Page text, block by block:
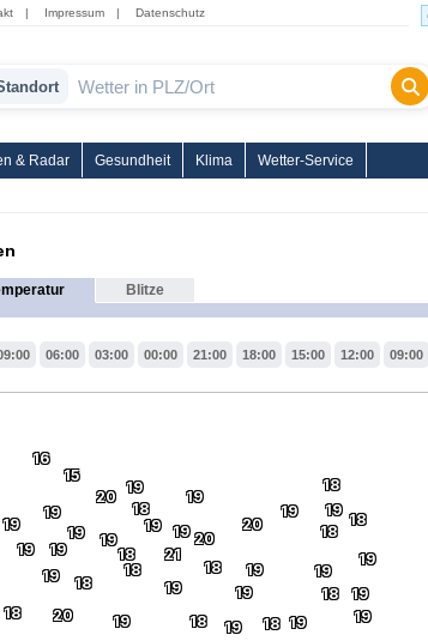
| Impressum | Datenschutz
& Radar Gesundheit Klima Wetter-Service
Blitze
06:00 03:00 00:00 21:00 18:00 15:00 12:00 09:00
19
18
19
19
20
20
19 18
19
19
19
19
18
18
19
18
18
19
18
19
19
18
18
15
19
16
21
18
19
19
19
19
18
20
19
20
19
18
19
19
19
19